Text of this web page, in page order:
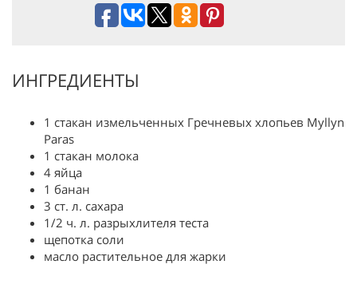
ИНГРЕДИЕНТЫ
1 стакан измельченных Гречневых хлопьев Myllyn
Paras
1 стакан молока
4 яйца
1 банан
3 ст. л. сахара
1/2 ч. л. разрыхлителя теста
щепотка соли
масло растительное для жарки